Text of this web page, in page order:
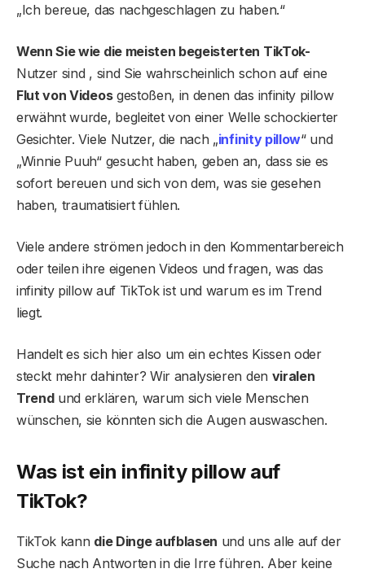
„Ich bereue, das nachgeschlagen zu haben.“
Wenn Sie wie die meisten begeisterten TikTok-
Nutzer sind , sind Sie wahrscheinlich schon auf eine
Flut von Videosgestoßen, in denen das infinity pillow
erwähnt wurde, begleitet von einer Welle schockierter
Gesichter. Viele Nutzer, die nach „infinity pillow“ und
„Winnie Puuh“ gesucht haben, geben an, dass sie es
sofort bereuen und sich von dem, was sie gesehen
haben, traumatisiert fühlen.
Viele andere strömen jedoch in den Kommentarbereich
oder teilen ihre eigenen Videos und fragen, was das
infinity pillow auf TikTok ist und warum es im Trend
liegt.
Handelt es sich hier also um ein echtes Kissen oder
steckt mehr dahinter? Wir analysieren den viralen
Trendund erklären, warum sich viele Menschen
wünschen, sie könnten sich die Augen auswaschen.
Was ist ein infinity pillow auf
TikTok?
TikTok kann die Dinge aufblasen und uns alle auf der
Suche nach Antworten in die Irre führen. Aber keine